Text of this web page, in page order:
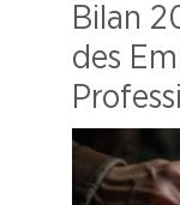
Bilan
des